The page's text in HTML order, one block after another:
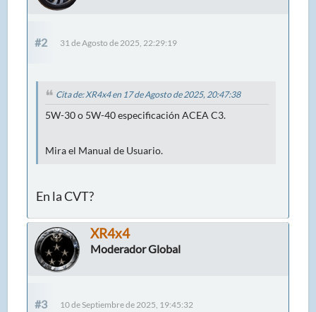
#2 31 de Agosto de 2025, 22:29:19
Cita de: XR4x4 en 17 de Agosto de 2025, 20:47:38
5W-30 o 5W-40 especificación ACEA C3.
Mira el Manual de Usuario.
En la CVT?
XR4x4
Moderador Global
#3 10 de Septiembre de 2025, 19:45:32